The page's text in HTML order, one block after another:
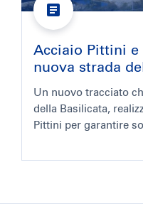
Acciaio Pittini
nuova strada
Un nuovo tracciato
della Basilicata,
Pittini per garantire